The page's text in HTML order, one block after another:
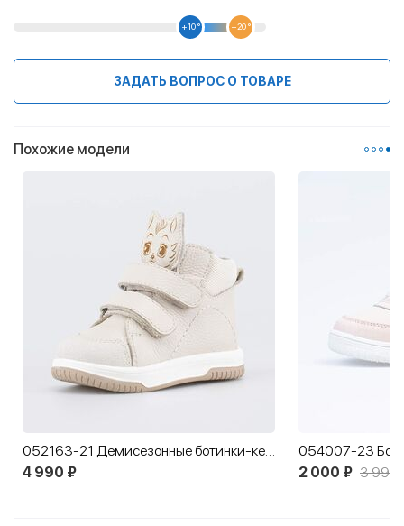
+10 ° +20 °
ЗАДАТЬ ВОПРОС О ТОВАРЕ
Похожие модели
052163-21 Демисезонные ботинки-кеды Котенок
4 990 ₽
2 000 ₽ 3 990